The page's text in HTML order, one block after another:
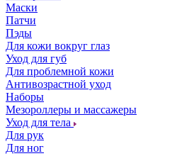
Маски
Патчи
Пэды
Для кожи вокруг глаз
Уход для губ
Для проблемной кожи
Антивозрастной уход
Наборы
Мезороллеры и массажеры
Уход для тела
Для рук
Для ног